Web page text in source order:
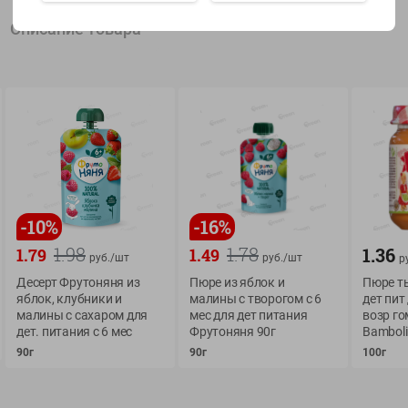
О сервисе
Оплата
Возврат товара
Оформление заказа
Приемка товара
Самовывоз
Мой Green
История покупок
Обратная связь
Приложение Green c
доставкой и
Описание товара
-10%
1.98
1.79 руб./шт
Десерт Фрутоняня из
яблок, клубники и
малины с сахаром для
дет. питания с 6 мес
90г
-16%
1.78
1.49 руб./шт
Пюре из яблок и
малины с творогом с 6
мес для дет питания
Фрутоняня 90г
90г
1.36
Пюре
дет
возр
100г